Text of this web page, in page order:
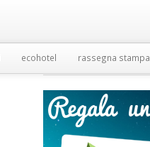
ecohotel rassegna stampa